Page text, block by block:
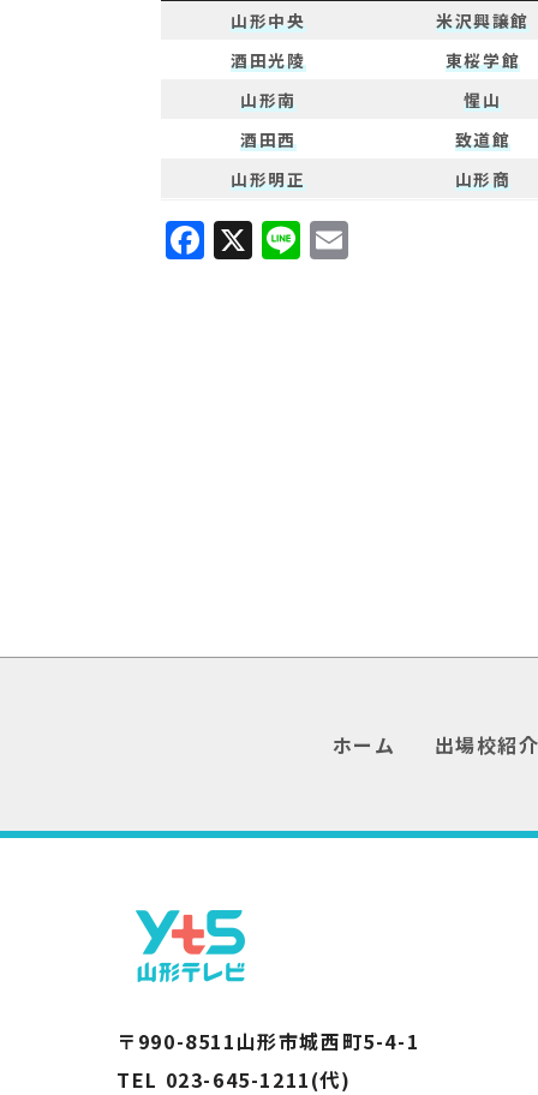
山形中央
米沢興譲館
酒田光陵
東桜学館
山形南
惺山
酒田西
致道館
山形明正
山形商
F
a
X Li
n
ホーム 出場校紹
〒990-8511山形市城西町5-4-1
TEL 023-645-1211(代)